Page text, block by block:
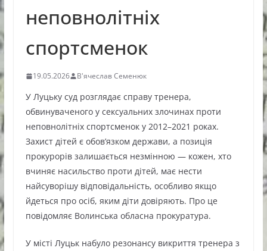
неповнолітніх
спортсменок
19.05.2026 В'ячеслав Семенюк
У Луцьку суд розглядає справу тренера,
обвинуваченого у сексуальних злочинах проти
неповнолітніх спортсменок у 2012–2021 роках.
Захист дітей є обов’язком держави, а позиція
прокурорів залишається незмінною — кожен, хто
вчиняє насильство проти дітей, має нести
найсуворішу відповідальність, особливо якщо
йдеться про осіб, яким діти довіряють. Про це
повідомляє Волинська обласна прокуратура.
У місті Луцьк набуло резонансу викриття тренера з